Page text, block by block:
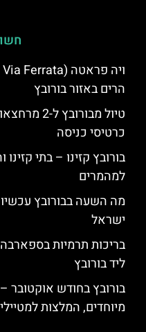
הרים באזור בורובץ
טיול
כרטיסי כניסה
בורובץ קזינו – בתי
למהמרים
מה השעה בבורובץ
ישראל
ליד בורובץ
בורובץ בחודש אוקטובר
מיוחדים, המלצות